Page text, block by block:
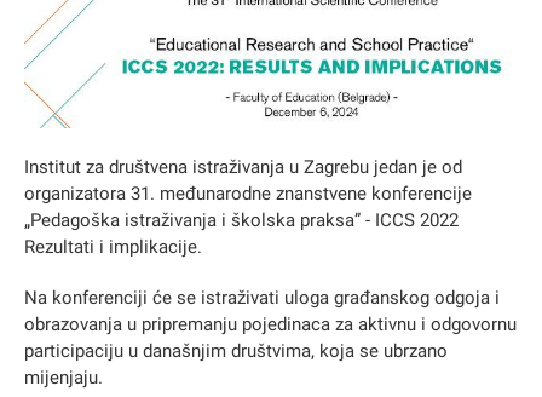
Institut za društvena istraživanja u Zagrebu jedan je od
organizatora 31. međunarodne znanstvene konferencije
„Pedagoška istraživanja i školska praksa” - ICCS 2022
Rezultati i implikacije.
Na konferenciji će se istraživati uloga građanskog odgoja i
obrazovanja u pripremanju pojedinaca za aktivnu i odgovornu
participaciju u današnjim društvima, koja se ubrzano
mijenjaju.